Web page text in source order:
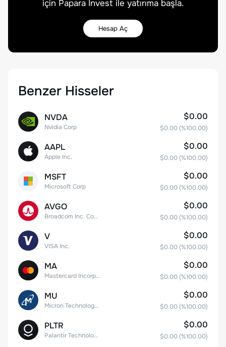
için Papara Invest ile yatırıma başla.
Hesap Aç
Benzer Hisseler
NVDA
Nvidia Corp
$0.00
$0.00 (%100.00)
AAPL
Apple Inc.
$0.00
$0.00 (%100.00)
MSFT
Microsoft Corp
$0.00
$0.00 (%100.00)
AVGO
Broadcom Inc. Common Stock
$0.00
$0.00 (%100.00)
V
VISA Inc.
$0.00
$0.00 (%100.00)
MA
Mastercard Incorporated
$0.00
$0.00 (%100.00)
MU
Micron Technology, Inc.
$0.00
$0.00 (%100.00)
PLTR
Palantir Technologies Inc. Class A Common Stock
$0.00
$0.00 (%100.00)